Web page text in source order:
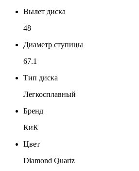
Вылет диска
48
Диаметр ступицы
67.1
Тип диска
Легкосплавный
Бренд
КиК
Цвет
Diamond Quartz